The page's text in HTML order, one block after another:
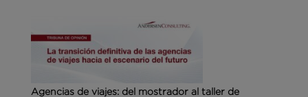
Agencias de viajes: del mostrador al taller de